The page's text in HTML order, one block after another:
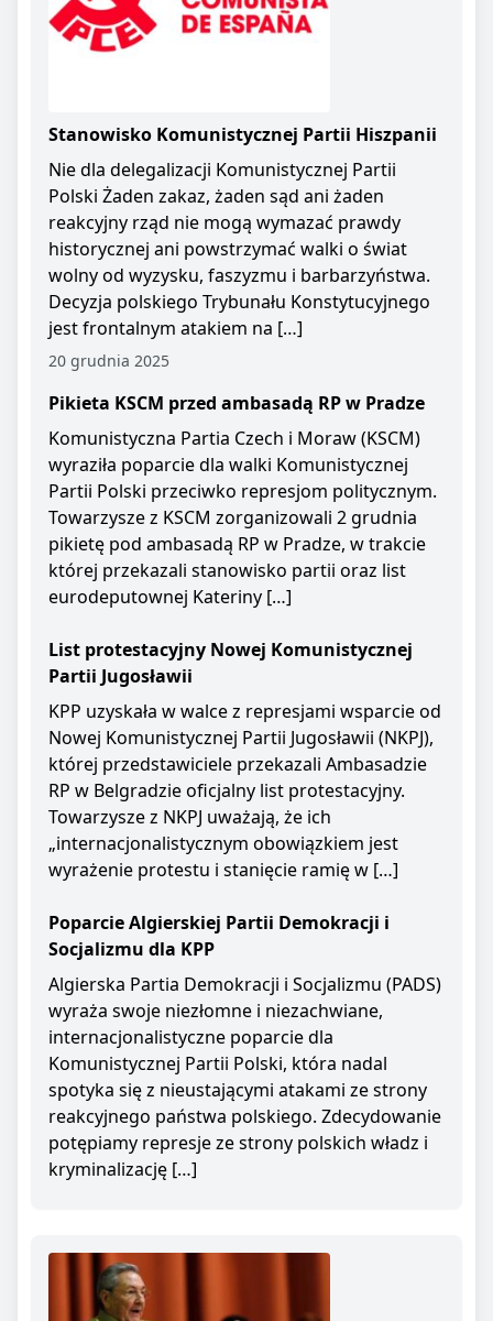
Stanowisko Komunistycznej Partii Hiszpanii
Nie dla delegalizacji Komunistycznej Partii
Polski Żaden zakaz, żaden sąd ani żaden
reakcyjny rząd nie mogą wymazać prawdy
historycznej ani powstrzymać walki o świat
wolny od wyzysku, faszyzmu i barbarzyństwa.
Decyzja polskiego Trybunału Konstytucyjnego
jest frontalnym atakiem na […]
20 grudnia 2025
Pikieta KSCM przed ambasadą RP w Pradze
Komunistyczna Partia Czech i Moraw (KSCM)
wyraziła poparcie dla walki Komunistycznej
Partii Polski przeciwko represjom politycznym.
Towarzysze z KSCM zorganizowali 2 grudnia
pikietę pod ambasadą RP w Pradze, w trakcie
której przekazali stanowisko partii oraz list
eurodeputownej Kateriny […]
List protestacyjny Nowej Komunistycznej
Partii Jugosławii
KPP uzyskała w walce z represjami wsparcie od
Nowej Komunistycznej Partii Jugosławii (NKPJ),
której przedstawiciele przekazali Ambasadzie
RP w Belgradzie oficjalny list protestacyjny.
Towarzysze z NKPJ uważają, że ich
„internacjonalistycznym obowiązkiem jest
wyrażenie protestu i stanięcie ramię w […]
Poparcie Algierskiej Partii Demokracji i
Socjalizmu dla KPP
Algierska Partia Demokracji i Socjalizmu (PADS)
wyraża swoje niezłomne i niezachwiane,
internacjonalistyczne poparcie dla
Komunistycznej Partii Polski, która nadal
spotyka się z nieustającymi atakami ze strony
reakcyjnego państwa polskiego. Zdecydowanie
potępiamy represje ze strony polskich władz i
kryminalizację […]